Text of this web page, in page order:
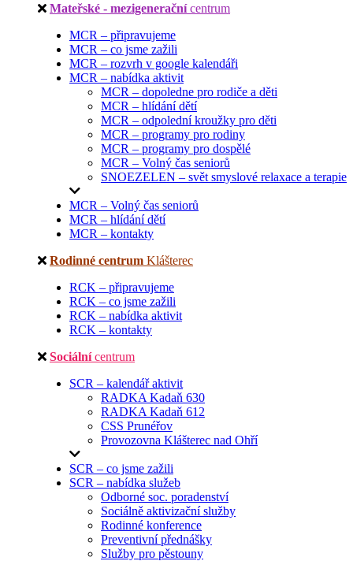
Mateřské - mezigenerační centrum
MCR – připravujeme
MCR – co jsme zažili
MCR – rozvrh v google kalendáři
MCR – nabídka aktivit
MCR – dopoledne pro rodiče a děti
MCR – hlídání dětí
MCR – odpolední kroužky pro děti
MCR – programy pro rodiny
MCR – programy pro dospělé
MCR – Volný čas seniorů
SNOEZELEN – svět smyslové relaxace a terapie
MCR – Volný čas seniorů
MCR – hlídání dětí
MCR – kontakty
Rodinné centrum Klášterec
RCK – připravujeme
RCK – co jsme zažili
RCK – nabídka aktivit
RCK – kontakty
Sociální centrum
SCR – kalendář aktivit
RADKA Kadaň 630
RADKA Kadaň 612
CSS Prunéřov
Provozovna Klášterec nad Ohří
SCR – co jsme zažili
SCR – nabídka služeb
Odborné soc. poradenství
Sociálně aktivizační služby
Rodinné konference
Preventivní přednášky
Služby pro pěstouny